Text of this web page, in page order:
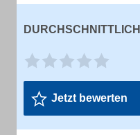
Jetzt bewerten